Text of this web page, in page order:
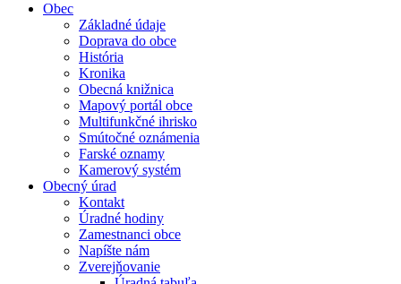
Obec
Základné údaje
Doprava do obce
História
Kronika
Obecná knižnica
Mapový portál obce
Multifunkčné ihrisko
Smútočné oznámenia
Farské oznamy
Kamerový systém
Obecný úrad
Kontakt
Úradné hodiny
Zamestnanci obce
Napíšte nám
Zverejňovanie